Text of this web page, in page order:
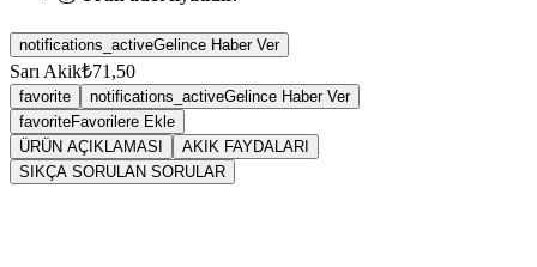
notifications_activeGelince Haber Ver
Sarı Akik₺71,50
favorite notifications_activeGelince Haber Ver
favoriteFavorilere Ekle
ÜRÜN AÇIKLAMASI
AKIK FAYDALARI
SIKÇA SORULAN SORULAR